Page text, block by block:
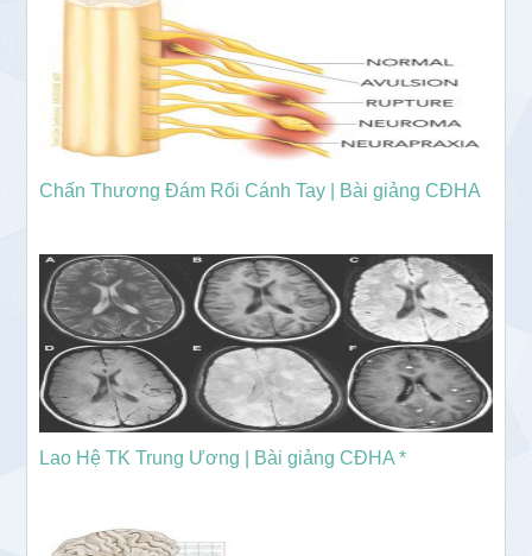
Chấn Thương Đám Rối Cánh Tay | Bài giảng CĐHA
Lao Hệ TK Trung Ương | Bài giảng CĐHA *